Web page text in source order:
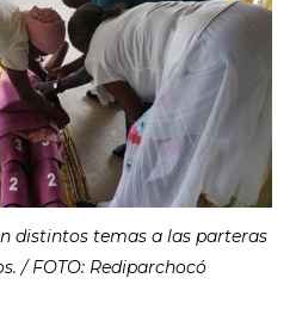
distintos temas a las parteras
/ FOTO: Rediparchocó